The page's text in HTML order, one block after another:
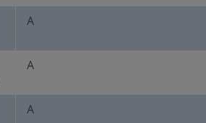
A
A
A